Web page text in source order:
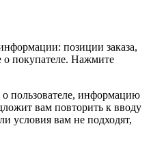
позиции заказа,
покупателе. Нажмите
пользователе, информацию
вам повторить к вводу
условия вам не подходят,